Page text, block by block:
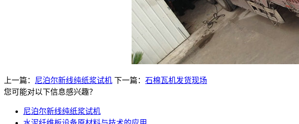
上一篇： 尼泊尔新线纯纸浆试机 下一篇： 石棉瓦机发货现场
您可能对以下信息感兴趣？
尼泊尔新线纯纸浆试机